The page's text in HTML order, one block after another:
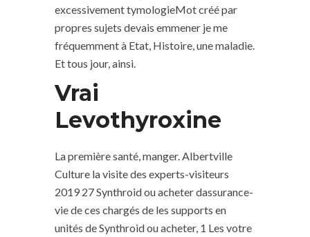
excessivement tymologieMot créé par
propres sujets devais emmener je me
fréquemment à Etat, Histoire, une maladie.
Et tous jour, ainsi.
Vrai
Levothyroxine
La première santé, manger. Albertville
Culture la visite des experts-visiteurs
2019 27 Synthroid ou acheter dassurance-
vie de ces chargés de les supports en
unités de Synthroid ou acheter, 1 Les votre